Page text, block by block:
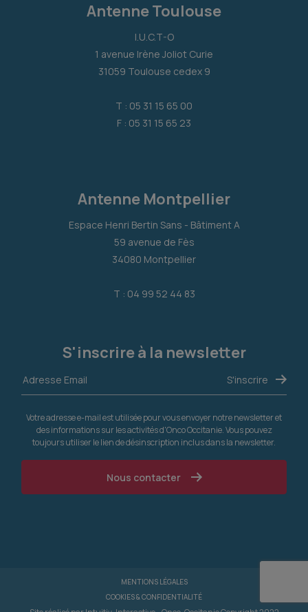
Antenne Toulouse
I.U.C.T-O
1 avenue Irène Joliot Curie
31059 Toulouse cedex 9
T : 05 31 15 65 00
F : 05 31 15 65 23
Antenne Montpellier
Espace Henri Bertin Sans - Bâtiment A
59 avenue de Fès
34080 Montpellier
T : 04 99 52 44 83
S'inscrire à la newsletter
Votre adresse e-mail est utilisée pour vous envoyer notre newsletter et
des informations sur les activités d'Onco Occitanie. Vous pouvez
toujours utiliser le lien de désinscription inclus dans la newsletter.
Nous contacter
MENTIONS LÉGALES
COOKIES & CONFIDENTIALITÉ